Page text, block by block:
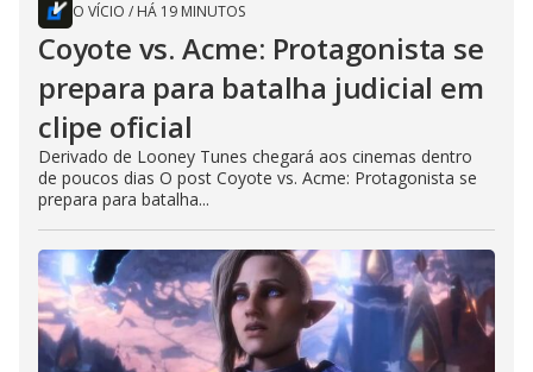
O VÍCIO / HÁ 19 MINUTOS
Coyote vs. Acme: Protagonista se
prepara para batalha judicial em
clipe oficial
Derivado de Looney Tunes chegará aos cinemas dentro
de poucos dias O post Coyote vs. Acme: Protagonista se
prepara para batalha...